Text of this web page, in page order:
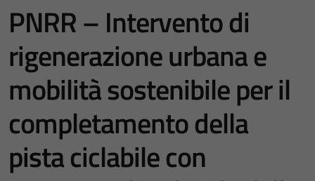
PNRR – Intervento di
rigenerazione urbana e
mobilità sostenibile per il
completamento della
pista ciclabile con